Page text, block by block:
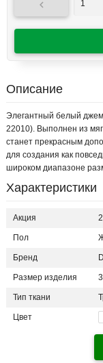

Описание
Элегантный белый
22010). Выполнен из
станет прекрасным
для создания как
широком диапазоне
Характеристики
Акция
Пол
Бренд
Размер изделия
Тип ткани
Цвет